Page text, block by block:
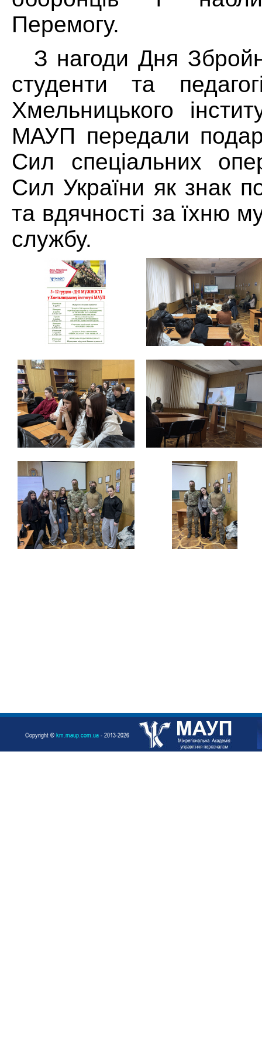
Перемогу.
З нагоди Дня
студенти та
Хмельницького
МАУП передали
Сил спеціальних
Сил України як знак
та вдячності за їхню
службу.
Copyright © km.maup.com.ua - 2013-2026